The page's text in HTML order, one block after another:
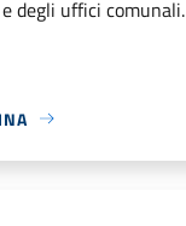
degli uffici comunali.